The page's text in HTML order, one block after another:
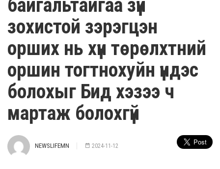
байгальтайгаа зүй
зохистой зэрэгцэн
орших нь хүн төрөлхтний
оршин тогтнохуйн үндэс
болохыг Бид хэзээ ч
мартаж болохгүй
NEWSLIFEMN 2024-11-12